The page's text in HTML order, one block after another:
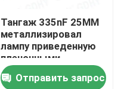
Тангаж 335nF 25MM
металлизировал
лампу приведенную
пленочными
конденсаторами
250VDC
Отправить запрос